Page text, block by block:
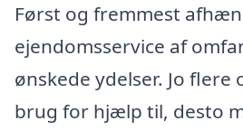
Først og fremmest
ejendomsservice af
ønskede ydelser. Jo flere
brug for hjælp til, desto